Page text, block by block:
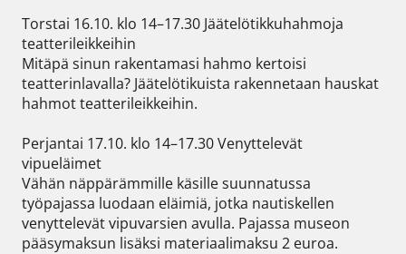
Torstai 16.10. klo 14–17.30 Jäätelötikkuhahmoja
teatterileikkeihin
Mitäpä sinun rakentamasi hahmo kertoisi
teatterinlavalla? Jäätelötikuista rakennetaan hauskat
hahmot teatterileikkeihin.
Perjantai 17.10. klo 14–17.30 Venyttelevät
vipueläimet
Vähän näppärämmille käsille suunnatussa
työpajassa luodaan eläimiä, jotka nautiskellen
venyttelevät vipuvarsien avulla. Pajassa museon
pääsymaksun lisäksi materiaalimaksu 2 euroa.